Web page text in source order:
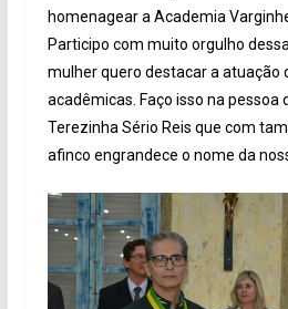
homenagear a Academia
Participo com muito orgulho
mulher quero destacar a atuação
acadêmicas. Faço isso na pessoa
Terezinha Sério Reis que com
afinco engrandece o nome da